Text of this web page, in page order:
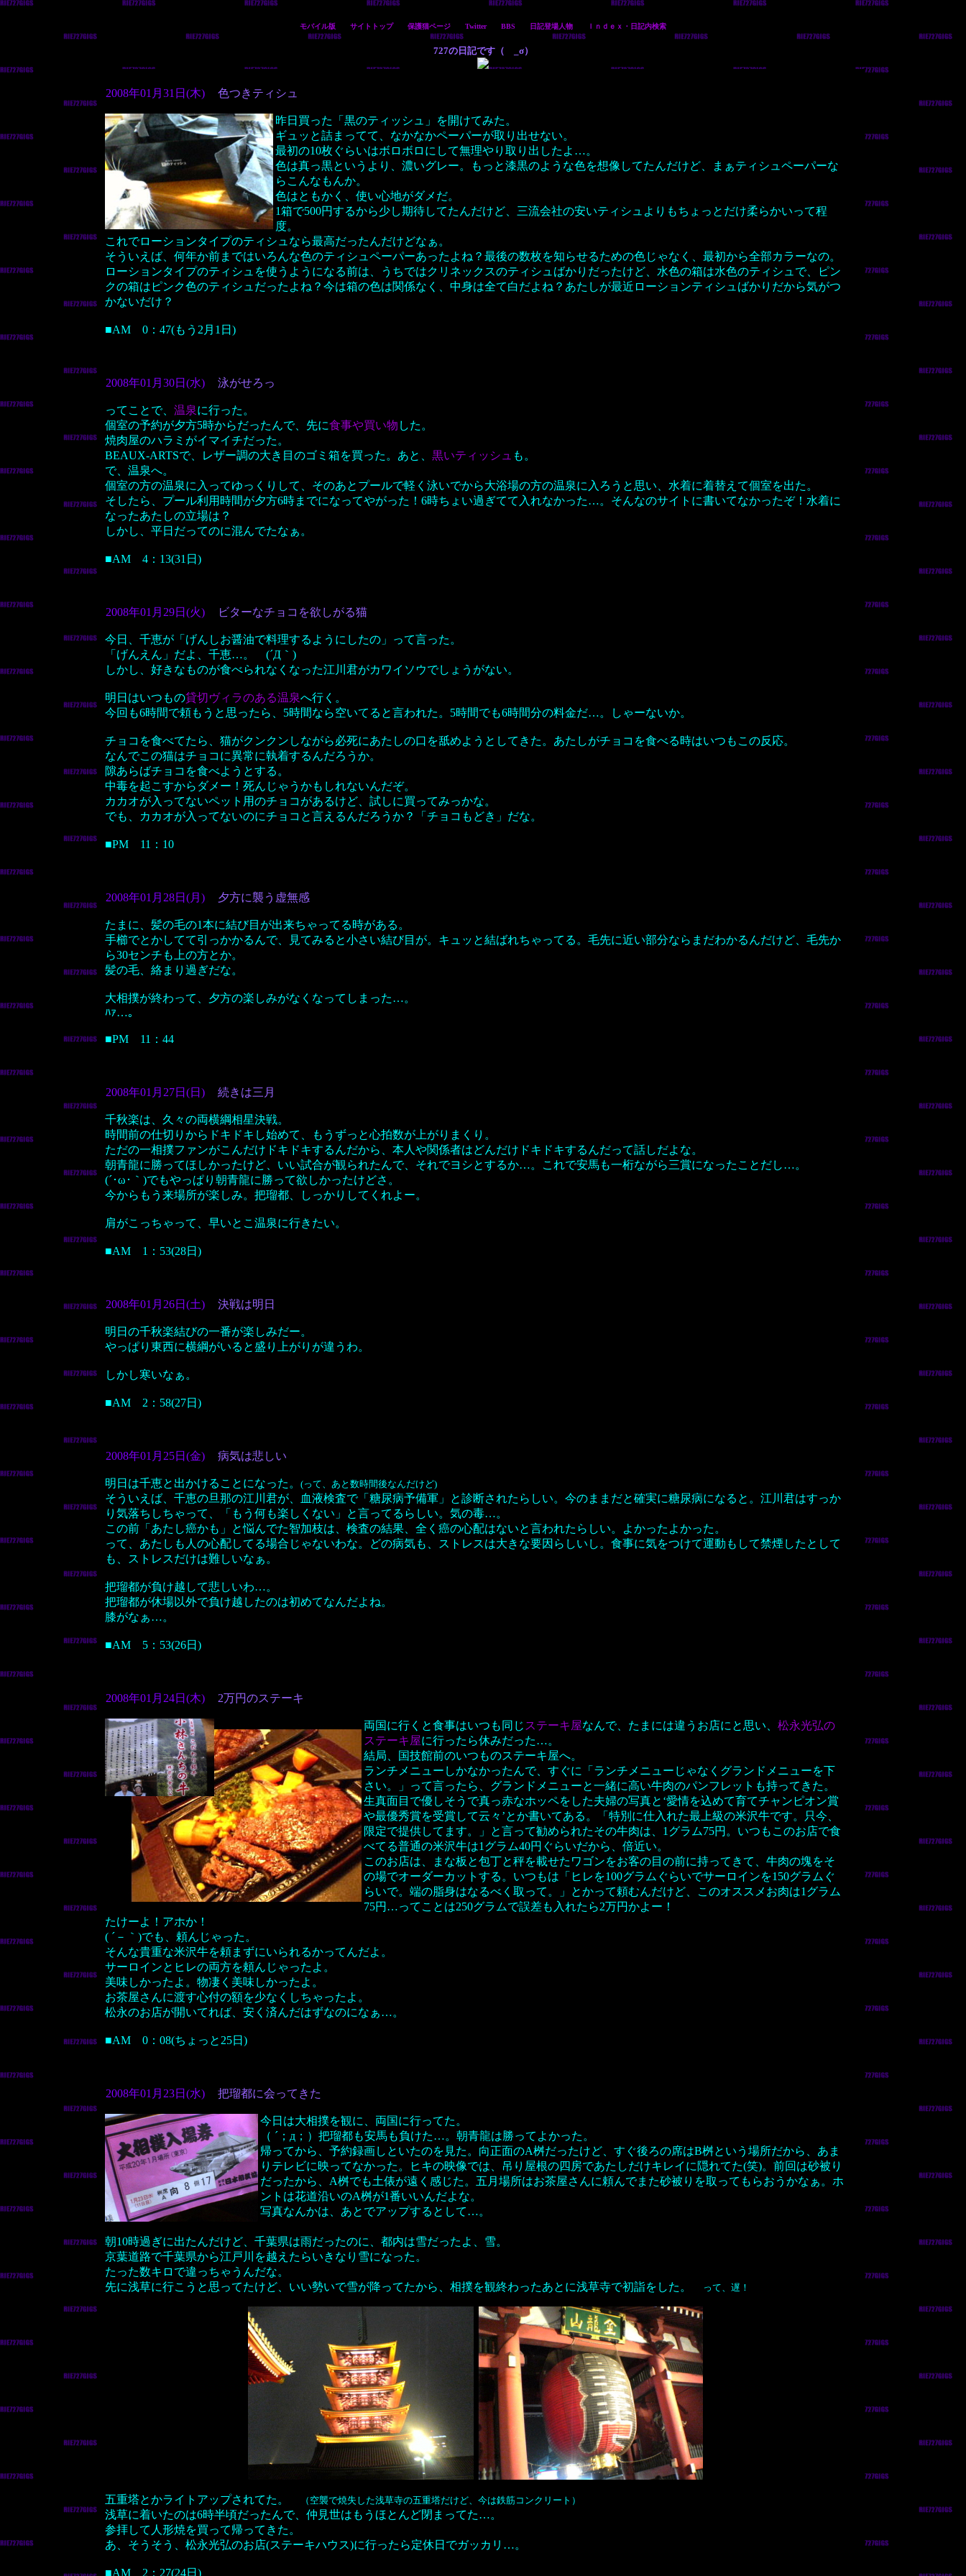
モバイル版 サイトトップ 保護猫ページ Twitter BBS 日記登場人物 Ｉｎｄｅｘ・日記内検索
727の日記です（ゝ_σ）
2008年01月31日(木) 色つきティシュ
昨日買った「黒のティッシュ」を開けてみた。
ギュッと詰まってて、なかなかペーパーが取り出せない。
最初の10枚ぐらいはボロボロにして無理やり取り出したよ…。
色は真っ黒というより、濃いグレー。もっと漆黒のような色を想像してたんだけど、まぁティシュペーパーな
らこんなもんか。
色はともかく、使い心地がダメだ。
1箱で500円するから少し期待してたんだけど、三流会社の安いティシュよりもちょっとだけ柔らかいって程
度。
これでローションタイプのティシュなら最高だったんだけどなぁ。
そういえば、何年か前まではいろんな色のティシュペーパーあったよね？最後の数枚を知らせるための色じゃなく、最初から全部カラーなの。
ローションタイプのティシュを使うようになる前は、うちではクリネックスのティシュばかりだったけど、水色の箱は水色のティシュで、ピン
クの箱はピンク色のティシュだったよね？今は箱の色は関係なく、中身は全て白だよね？あたしが最近ローションティシュばかりだから気がつ
かないだけ？
■AM 0：47(もう2月1日)
2008年01月30日(水) 泳がせろっ
ってことで、 温泉に行った。
個室の予約が夕方5時からだったんで、先に食事や買い物 した。
焼肉屋のハラミがイマイチだった。
BEAUX-ARTSで、レザー調の大き目のゴミ箱を買った。あと、 黒いティッシュ も。
で、温泉へ。
個室の方の温泉に入ってゆっくりして、そのあとプールで軽く泳いでから大浴場の方の温泉に入ろうと思い、水着に着替えて個室を出た。
そしたら、プール利用時間が夕方6時までになってやがった！6時ちょい過ぎてて入れなかった…。そんなのサイトに書いてなかったぞ！水着に
なったあたしの立場は？
しかし、平日だってのに混んでたなぁ。
■AM 4：13(31日)
2008年01月29日(火) ビターなチョコを欲しがる猫
今日、千恵が「げんしお醤油で料理するようにしたの」って言った。
「げんえん」だよ、千恵…。 (´Д｀)
しかし、好きなものが食べられなくなった江川君がカワイソウでしょうがない。
明日はいつもの貸切ヴィラのある温泉へ行く。
今回も6時間で頼もうと思ったら、5時間なら空いてると言われた。5時間でも6時間分の料金だ…。しゃーないか。
チョコを食べてたら、猫がクンクンしながら必死にあたしの口を舐めようとしてきた。あたしがチョコを食べる時はいつもこの反応。
なんでこの猫はチョコに異常に執着するんだろうか。
隙あらばチョコを食べようとする。
中毒を起こすからダメー！死んじゃうかもしれないんだぞ。
カカオが入ってないペット用のチョコがあるけど、試しに買ってみっかな。
でも、カカオが入ってないのにチョコと言えるんだろうか？「チョコもどき」だな。
■PM 11：10
2008年01月28日(月) 夕方に襲う虚無感
たまに、髪の毛の1本に結び目が出来ちゃってる時がある。
手櫛でとかしてて引っかかるんで、見てみると小さい結び目が。キュッと結ばれちゃってる。毛先に近い部分ならまだわかるんだけど、毛先か
ら30センチも上の方とか。
髪の毛、絡まり過ぎだな。
大相撲が終わって、夕方の楽しみがなくなってしまった…。
ﾊｧ…。
■PM 11：44
2008年01月27日(日) 続きは三月
千秋楽は、久々の両横綱相星決戦。
時間前の仕切りからドキドキし始めて、もうずっと心拍数が上がりまくり。
ただの一相撲ファンがこんだけドキドキするんだから、本人や関係者はどんだけドキドキするんだって話しだよな。
朝青龍に勝ってほしかったけど、いい試合が観られたんで、それでヨシとするか…。これで安馬も一桁ながら三賞になったことだし…。
(´･ω･｀)でもやっぱり朝青龍に勝って欲しかったけどさ。
今からもう来場所が楽しみ。把瑠都、しっかりしてくれよー。
肩がこっちゃって、早いとこ温泉に行きたい。
■AM 1：53(28日)
2008年01月26日(土) 決戦は明日
明日の千秋楽結びの一番が楽しみだー。
やっぱり東西に横綱がいると盛り上がりが違うわ。
しかし寒いなぁ。
■AM 2：58(27日)
2008年01月25日(金) 病気は悲しい
明日は千恵と出かけることになった。 (って、あと数時間後なんだけど)
そういえば、千恵の旦那の江川君が、血液検査で「糖尿病予備軍」と診断されたらしい。今のままだと確実に糖尿病になると。江川君はすっか
り気落ちしちゃって、「もう何も楽しくない」と言ってるらしい。気の毒…。
この前「あたし癌かも」と悩んでた智加枝は、検査の結果、全く癌の心配はないと言われたらしい。よかったよかった。
って、あたしも人の心配してる場合じゃないわな。どの病気も、ストレスは大きな要因らしいし。食事に気をつけて運動もして禁煙したとして
も、ストレスだけは難しいなぁ。
把瑠都が負け越して悲しいわ…。
把瑠都が休場以外で負け越したのは初めてなんだよね。
膝がなぁ…。
■AM 5：53(26日)
2008年01月24日(木) 2万円のステーキ
両国に行くと食事はいつも同じ ステーキ屋なんで、たまには違うお店にと思い、 松永光弘の
ステーキ屋に行ったら休みだった…。
結局、国技館前のいつものステーキ屋へ。
ランチメニューしかなかったんで、すぐに「ランチメニューじゃなくグランドメニューを下
さい。」って言ったら、グランドメニューと一緒に高い牛肉のパンフレットも持ってきた。
生真面目で優しそうで真っ赤なホッペをした夫婦の写真と‘愛情を込めて育てチャンピオン賞
や最優秀賞を受賞して云々’とか書いてある。「特別に仕入れた最上級の米沢牛です。只今、
限定で提供してます。」と言って勧められたその牛肉は、1グラム75円。いつもこのお店で食
べてる普通の米沢牛は1グラム40円ぐらいだから、倍近い。
このお店は、まな板と包丁と秤を載せたワゴンをお客の目の前に持ってきて、牛肉の塊をそ
の場でオーダーカットする。いつもは「ヒレを100グラムぐらいでサーロインを150グラムぐ
らいで。端の脂身はなるべく取って。」とかって頼むんだけど、このオススメお肉は1グラム
75円…ってことは250グラムで誤差も入れたら2万円かよー！
たけーよ！アホか！
( ´－｀)でも、頼んじゃった。
そんな貴重な米沢牛を頼まずにいられるかってんだよ。
サーロインとヒレの両方を頼んじゃったよ。
美味しかったよ。物凄く美味しかったよ。
お茶屋さんに渡す心付の額を少なくしちゃったよ。
松永のお店が開いてれば、安く済んだはずなのになぁ…。
■AM 0：08(ちょっと25日)
2008年01月23日(水) 把瑠都に会ってきた
今日は大相撲を観に、両国に行ってた。
（ ´；д；）把瑠都も安馬も負けた…。朝青龍は勝ってよかった。
帰ってから、予約録画しといたのを見た。向正面のA桝だったけど、すぐ後ろの席はB桝という場所だから、あま
りテレビに映ってなかった。ヒキの映像では、吊り屋根の四房であたしだけキレイに隠れてた(笑)。前回は砂被り
だったから、A桝でも土俵が遠く感じた。五月場所はお茶屋さんに頼んでまた砂被りを取ってもらおうかなぁ。ホ
ントは花道沿いのA桝が1番いいんだよな。
写真なんかは、あとでアップするとして…。
朝10時過ぎに出たんだけど、千葉県は雨だったのに、都内は雪だったよ、雪。
京葉道路で千葉県から江戸川を越えたらいきなり雪になった。
たった数キロで違っちゃうんだな。
先に浅草に行こうと思ってたけど、いい勢いで雪が降ってたから、相撲を観終わったあとに浅草寺で初詣をした。
って、遅！
五重塔とかライトアップされてた。 （空襲で焼失した浅草寺の五重塔だけど、今は鉄筋コンクリート）
浅草に着いたのは6時半頃だったんで、仲見世はもうほとんど閉まってた…。
参拝して人形焼を買って帰ってきた。
あ、そうそう、松永光弘のお店(ステーキハウス)に行ったら定休日でガッカリ…。
■AM 2：27(24日)